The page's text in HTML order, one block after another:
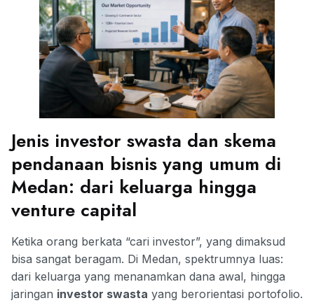
Jenis investor swasta dan skema
pendanaan bisnis yang umum di
Medan: dari keluarga hingga
venture capital
Ketika orang berkata “cari investor”, yang dimaksud
bisa sangat beragam. Di Medan, spektrumnya luas:
dari keluarga yang menanamkan dana awal, hingga
jaringan investor swasta yang berorientasi portofolio.